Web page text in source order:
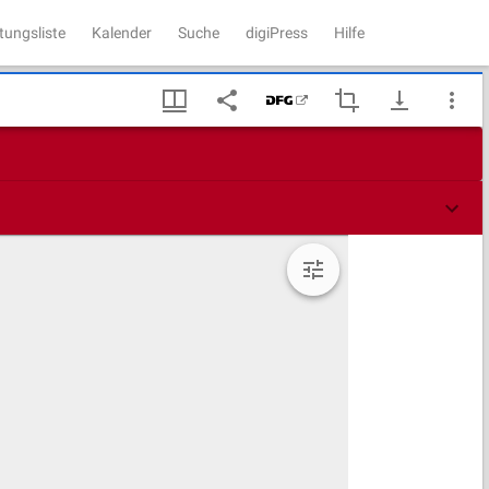
Kalender Suche digiPress Hilfe